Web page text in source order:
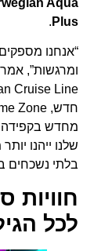
Plus
.
“אנחנו מספקים
ומרגשות”, אמר
מחדש בקפידה
שלנו ייהנו יותר
בלתי נשכחים ב-Norwegian Aqua ו-Norwegian Luna.”
חוויות
לכל